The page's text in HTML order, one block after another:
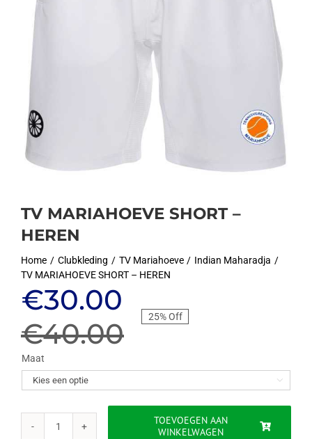
TV MARIAHOEVE SHORT –
HEREN
Home Clubkleding TV Mariahoeve
Indian Maharadja
TV MARIAHOEVE SHORT – HEREN
€40.00
Oorspronkelijke
prijs
was:
€40.00.
€30.00
Huidige
prijs
is:
€30.00.
25% Off
Maat

TV
TOEVOEGEN AAN
WINKELWAGEN